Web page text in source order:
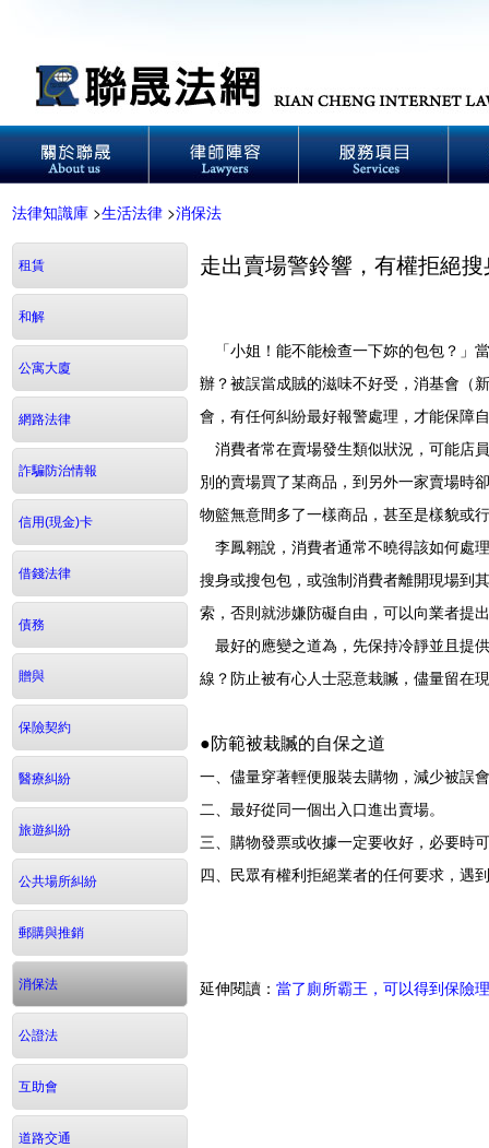
法律知識庫 >生活法律 >消保法
租賃
和解
公寓大廈
網路法律
詐騙防治情報
信用(現金)卡
借錢法律
債務
贈與
保險契約
醫療糾紛
旅遊糾紛
公共場所糾紛
郵購與推銷
消保法
公證法
互助會
道路交通
走出賣場警鈴響，有權拒絕
「小姐！能不能檢查一下妳的包包？」
辦？被誤當成賊的滋味不好受，消基會（
會，有任何糾紛最好報警處理，才能保障
消費者常在賣場發生類似狀況，可能店
別的賣場買了某商品，到另外一家賣場時
物籃無意間多了一樣商品，甚至是樣貌或
李鳳翱說，消費者通常不曉得該如何處
搜身或搜包包，或強制消費者離開現場到
索，否則就涉嫌防礙自由，可以向業者提
最好的應變之道為，先保持冷靜並且提
線？防止被有心人士惡意栽贓，儘量留在
●防範被栽贓的自保之道
一、儘量穿著輕便服裝去購物，減少被誤
二、最好從同一個出入口進出賣場。
三、購物發票或收據一定要收好，必要時
四、民眾有權利拒絕業者的任何要求，遇
延伸閱讀： 當了廁所霸王，可以得到保險